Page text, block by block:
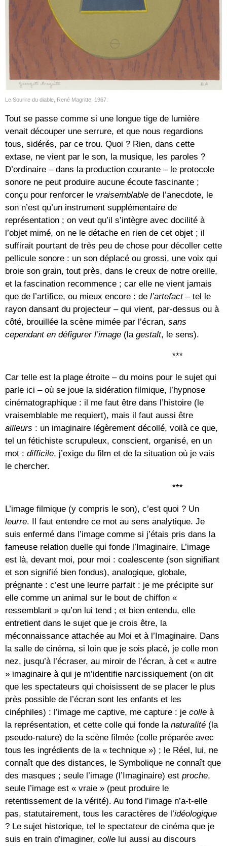
Le Sourire du diable, René Magritte, 1967.
Tout se passe comme si une longue tige de lumière
venait découper une serrure, et que nous regardions
tous, sidérés, par ce trou. Quoi ? Rien, dans cette
extase, ne vient par le son, la musique, les paroles ?
D’ordinaire – dans la production courante – le protocole
sonore ne peut produire aucune écoute fascinante ;
conçu pour renforcer le vraisemblable de l’anecdote, le
son n’est qu’un instrument supplémentaire de
représentation ; on veut qu’il s’intègre avec docilité à
l’objet mimé, on ne le détache en rien de cet objet ; il
suffirait pourtant de très peu de chose pour décoller cette
pellicule sonore : un son déplacé ou grossi, une voix qui
broie son grain, tout près, dans le creux de notre oreille,
et la fascination recommence ; car elle ne vient jamais
que de l’artifice, ou mieux encore : de l’artefact– tel le
rayon dansant du projecteur – qui vient, par-dessus ou à
côté, brouillée la scène mimée par l’écran, sans
cependant en défigurer l’image (la gestalt, le sens).
***
Car telle est la plage étroite – du moins pour le sujet qui
parle ici – où se joue la sidération filmique, l’hypnose
cinématographique : il me faut être dans l’histoire (le
vraisemblable me requiert), mais il faut aussi être
ailleurs : un imaginaire légèrement décollé, voilà ce que,
tel un fétichiste scrupuleux, conscient, organisé, en un
mot : difficile, j’exige du film et de la situation où je vais
le chercher.
***
L’image filmique (y compris le son), c’est quoi ? Un
leurre. Il faut entendre ce mot au sens analytique. Je
suis enfermé dans l’image comme si j’étais pris dans la
fameuse relation duelle qui fonde l’Imaginaire. L’image
est là, devant moi, pour moi : coalescente (son signifiant
et son signifié bien fondus), analogique, globale,
prégnante : c’est une leurre parfait : je me précipite sur
elle comme un animal sur le bout de chiffon «
ressemblant » qu’on lui tend ; et bien entendu, elle
entretient dans le sujet que je crois être, la
méconnaissance attachée au Moi et à l’Imaginaire. Dans
la salle de cinéma, si loin que je sois placé, je colle mon
nez, jusqu’à l’écraser, au miroir de l’écran, à cet « autre
» imaginaire à qui je m’identifie narcissiquement (on dit
que les spectateurs qui choisissent de se placer le plus
près possible de l’écran sont les enfants et les
cinéphiles) : l’image me captive, me capture : je colle à
la représentation, et cette colle qui fonde la naturalité (la
pseudo-nature) de la scène filmée (colle préparée avec
tous les ingrédients de la « technique ») ; le Réel, lui, ne
connaît que des distances, le Symbolique ne connaît que
des masques ; seule l’image (l’Imaginaire) est proche,
seule l’image est « vraie » (peut produire le
retentissement de la vérité). Au fond l’image n’a-t-elle
pas, statutairement, tous les caractères de l’idéologique
? Le sujet historique, tel le spectateur de cinéma que je
suis en train d’imaginer, colle lui aussi au discours